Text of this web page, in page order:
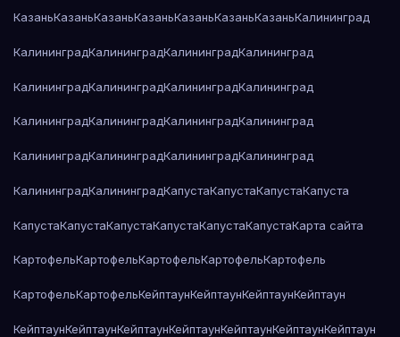
КазаньКазаньКазаньКазаньКазаньКазаньКазаньКалининград
КалининградКалининградКалининградКалининград
КалининградКалининградКалининградКалининград
КалининградКалининградКалининградКалининград
КалининградКалининградКалининградКалининград
КалининградКалининградКапустаКапустаКапустаКапуста
КапустаКапустаКапустаКапустаКапустаКапустаКарта сайта
КартофельКартофельКартофельКартофельКартофель
КартофельКартофельКейптаунКейптаунКейптаунКейптаун
КейптаунКейптаунКейптаунКейптаунКейптаунКейптаунКейптаун